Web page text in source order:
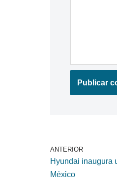
ANTERIOR
Hyundai inaugura
México